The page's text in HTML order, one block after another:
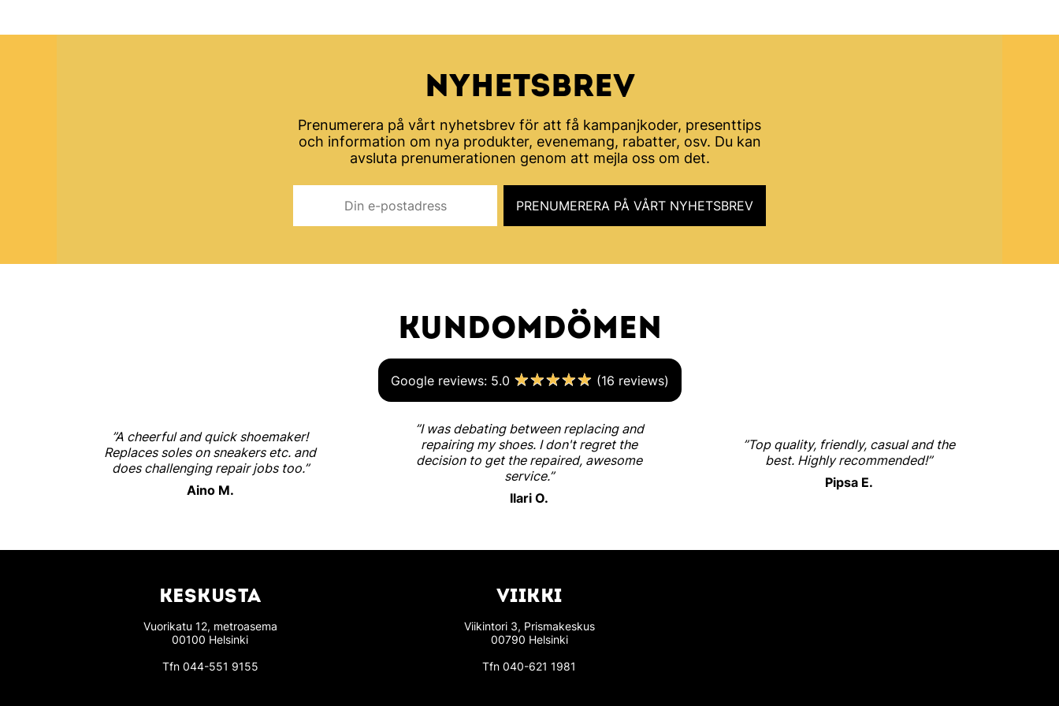
NYHETSBREV
Prenumerera på vårt nyhetsbrev för att få kampanjkoder, presenttips
och information om nya produkter, evenemang, rabatter, osv. Du kan
avsluta prenumerationen genom att mejla oss om det.
KUNDOMDÖMEN
Google reviews: 5.0 ☆☆☆☆☆ (16 reviews)
”A cheerful and quick shoemaker!
Replaces soles on sneakers etc. and
does challenging repair jobs too.”
Aino M.
”I was debating between replacing and
repairing my shoes. I don't regret the
decision to get the repaired, awesome
service.”
Ilari O.
”Top quality, friendly, casual and the
best. Highly recommended!”
Pipsa E.
KESKUSTA
Vuorikatu 12, metroasema
00100 Helsinki
Tfn 044-551 9155
VIIKKI
Viikintori 3, Prismakeskus
00790 Helsinki
Tfn040-621 1981